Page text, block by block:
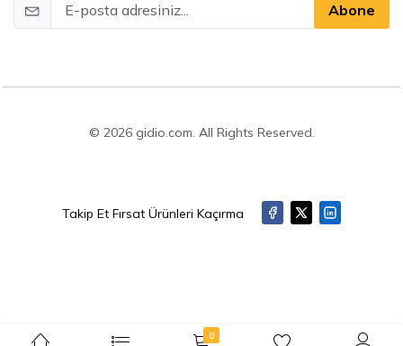
Abone
© 2026 gidio.com. All Rights Reserved.
Takip Et Fırsat Ürünleri Kaçırma
0